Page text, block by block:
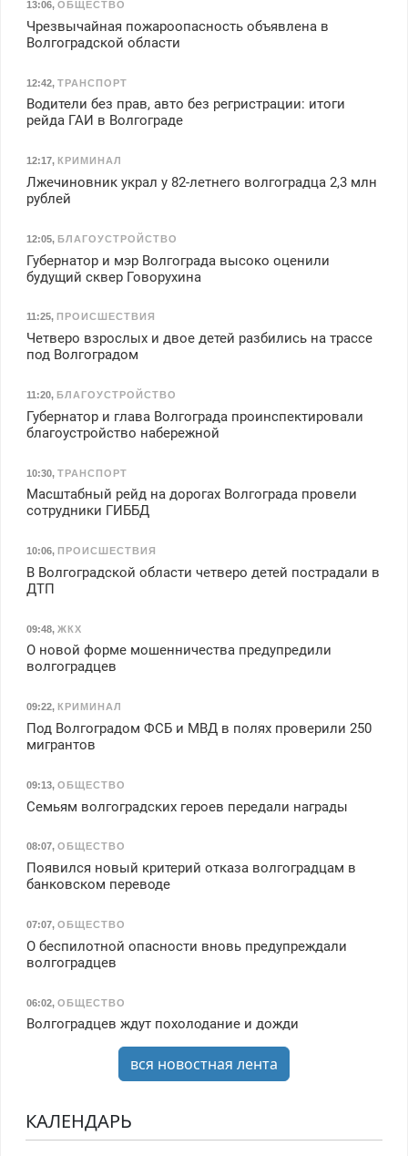
13:06, ОБЩЕСТВО
Чрезвычайная пожароопасность объявлена в
Волгоградской области
12:42, ТРАНСПОРТ
Водители без прав, авто без регристрации: итоги
рейда ГАИ в Волгограде
12:17, КРИМИНАЛ
Лжечиновник украл у 82-летнего волгоградца 2,3 млн
рублей
12:05, БЛАГОУСТРОЙСТВО
Губернатор и мэр Волгограда высоко оценили
будущий сквер Говорухина
11:25, ПРОИСШЕСТВИЯ
Четверо взрослых и двое детей разбились на трассе
под Волгоградом
11:20, БЛАГОУСТРОЙСТВО
Губернатор и глава Волгограда проинспектировали
благоустройство набережной
10:30, ТРАНСПОРТ
Масштабный рейд на дорогах Волгограда провели
сотрудники ГИББД
10:06, ПРОИСШЕСТВИЯ
В Волгоградской области четверо детей пострадали в
ДТП
09:48, ЖКХ
О новой форме мошенничества предупредили
волгоградцев
09:22, КРИМИНАЛ
Под Волгоградом ФСБ и МВД в полях проверили 250
мигрантов
09:13, ОБЩЕСТВО
Семьям волгоградских героев передали награды
08:07, ОБЩЕСТВО
Появился новый критерий отказа волгоградцам в
банковском переводе
07:07, ОБЩЕСТВО
О беспилотной опасности вновь предупреждали
волгоградцев
06:02, ОБЩЕСТВО
Волгоградцев ждут похолодание и дожди
вся новостная лента
КАЛЕНДАРЬ